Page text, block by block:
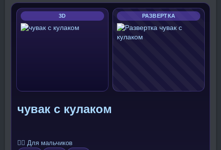
3D РАЗВЕРТКА
чувак с кулаком
🧍‍♂️ Для мальчиков